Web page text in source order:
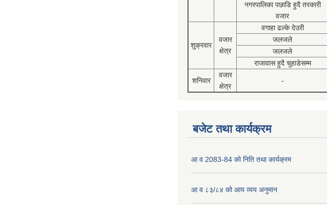
नगरपालिका पछाडि हुदै तरकारी
वजार
शुक्रवार
वजार
क्षेत्र
वगाहा ढल्के देउरी
जलजले
जलजले
राजावास हुदै चुहाडेसम्म
शनिवार
वजार
क्षेत्र
-
बजेट तथा कार्यक्रम
आ व 2083-84 को निति तथा कार्यक्रम
आ व ८३/८४ को आय व्यय अनुमान